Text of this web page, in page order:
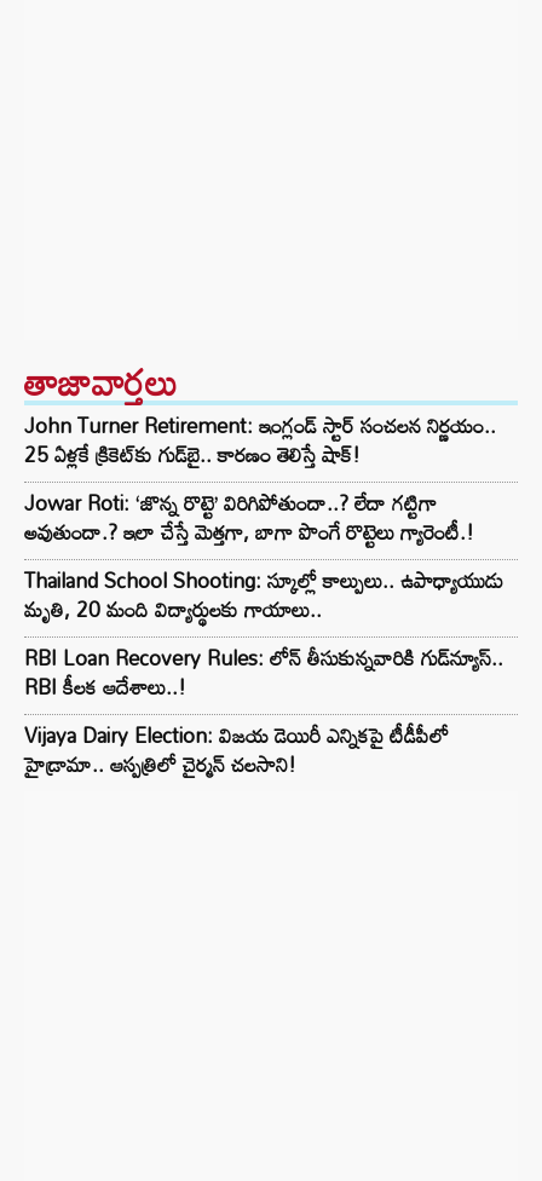
తాజావార్తలు
John Turner Retirement: ఇంగ్లండ్ స్టార్ సంచలన నిర్ణయం..
25 ఏళ్లకే క్రికెట్‌కు గుడ్‌బై.. కారణం తెలిస్తే షాక్!
Jowar Roti: ‘జొన్న రొట్టె’ విరిగిపోతుందా..? లేదా గట్టిగా
అవుతుందా.? ఇలా చేస్తే మెత్తగా, బాగా పొంగే రొట్టెలు గ్యారెంటీ.!
Thailand School Shooting: స్కూల్లో కాల్పులు.. ఉపాధ్యాయుడు
మృతి, 20 మంది విద్యార్థులకు గాయాలు..
RBI Loan Recovery Rules: లోన్ తీసుకున్నవారికి గుడ్‌న్యూస్..
RBI కీలక ఆదేశాలు..!
Vijaya Dairy Election: విజయ డెయిరీ ఎన్నికపై టీడీపీలో
హైడ్రామా.. ఆస్పత్రిలో చైర్మన్ చలసాని!